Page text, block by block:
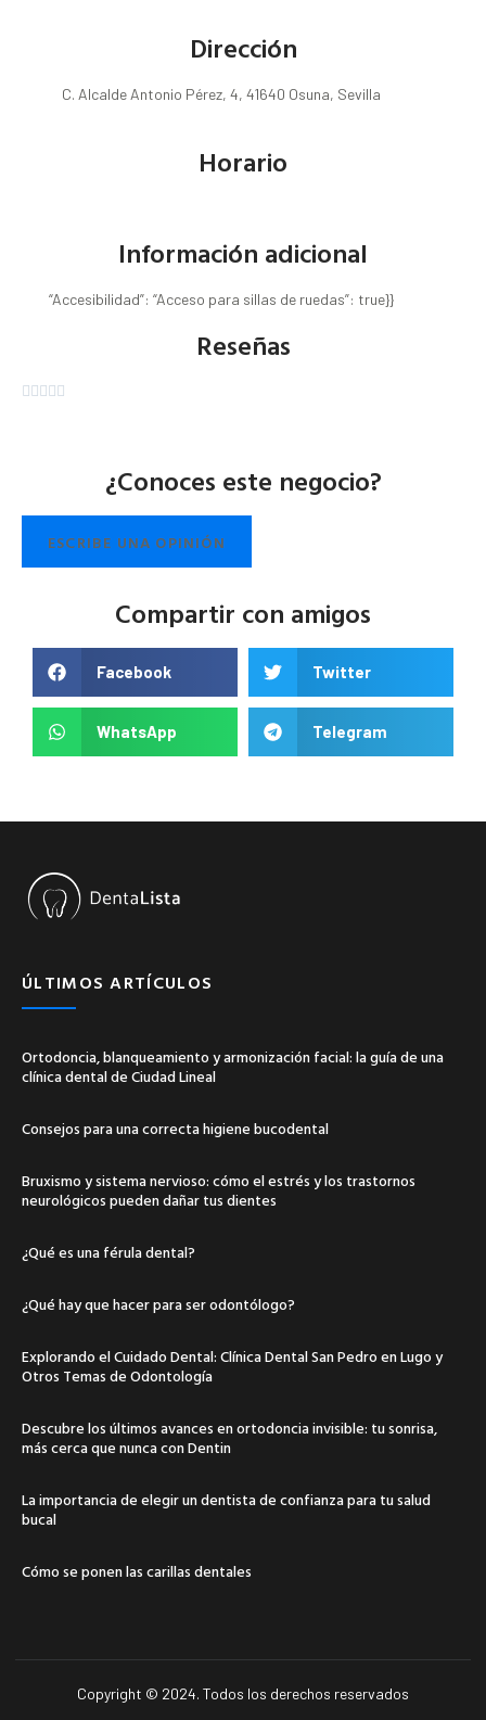
Dirección
C. Alcalde Antonio Pérez, 4, 41640 Osuna, Sevilla
Horario
Información adicional
“Accesibilidad”: “Acceso para sillas de ruedas”: true}}
Reseñas
    
¿Conoces este negocio?
ESCRIBE UNA OPINIÓN
Compartir con amigos
Facebook Twitter
WhatsApp Telegram
ÚLTIMOS ARTÍCULOS
Ortodoncia, blanqueamiento y armonización facial: la guía de una
clínica dental de Ciudad Lineal
Consejos para una correcta higiene bucodental
Bruxismo y sistema nervioso: cómo el estrés y los trastornos
neurológicos pueden dañar tus dientes
¿Qué es una férula dental?
¿Qué hay que hacer para ser odontólogo?
Explorando el Cuidado Dental: Clínica Dental San Pedro en Lugo y
Otros Temas de Odontología
Descubre los últimos avances en ortodoncia invisible: tu sonrisa,
más cerca que nunca con Dentin
La importancia de elegir un dentista de confianza para tu salud
bucal
Cómo se ponen las carillas dentales
Copyright © 2024. Todos los derechos reservados